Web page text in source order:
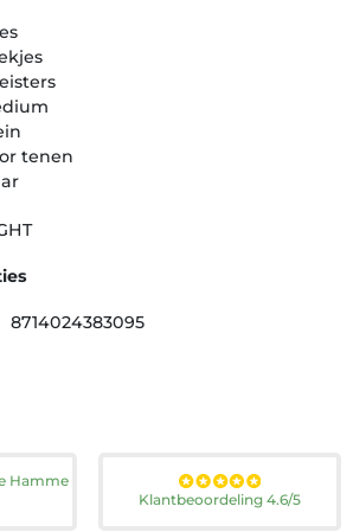
tenen
8714024383095
Hamme
Klantbeoordeling 4.6/5